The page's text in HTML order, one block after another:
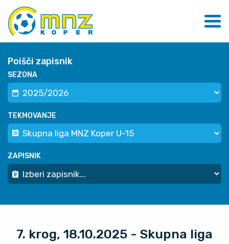
Poišči zapisnik
SEZONA
TEKMOVANJE
ZAPISNIK
7. krog, 18.10.2025 - Skupna liga